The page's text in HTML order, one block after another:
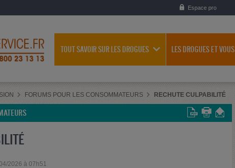
Espace pro
TOUT SAVOIR SUR LES DROGUES LES DROGUES ET VOUS
FORUMS POUR LES CONSOMMATEURS RECHUTE CULPABILITÉ
2026 à 07h51